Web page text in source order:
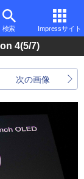
検索 Impressサイト
4(5/7)
次の画像